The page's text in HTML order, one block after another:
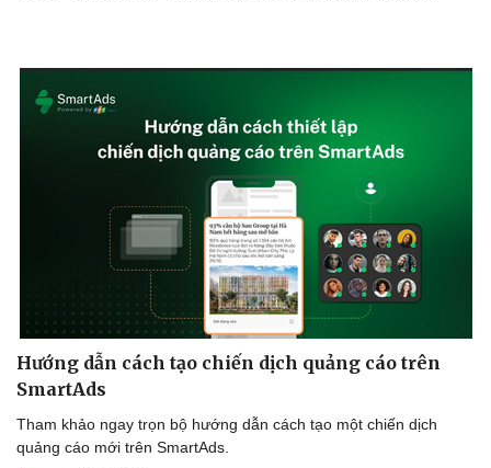
Hướng dẫn cách tạo chiến dịch quảng cáo trên
SmartAds
Tham khảo ngay trọn bộ hướng dẫn cách tạo một chiến dịch
quảng cáo mới trên SmartAds.